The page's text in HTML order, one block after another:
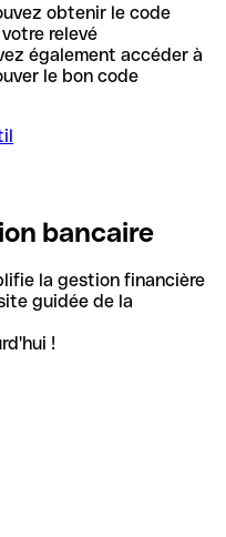
obtenir le code
relevé
également accéder à
le bon code
bancaire
la gestion financière
guidée de la
!